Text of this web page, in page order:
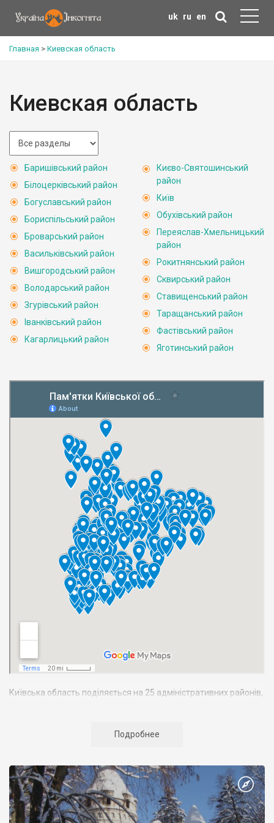
uk ru en
Главная > Киевская область
Киевская область
Баришівський район
Білоцерківський район
Богуславський район
Бориспільський район
Броварський район
Васильківський район
Вишгородський район
Володарський район
Згурівський район
Іванківський район
Кагарлицький район
Києво-Святошинський
район
Київ
Обухівський район
Переяслав-Хмельницький
район
Рокитнянський район
Сквирський район
Ставищенський район
Таращанський район
Фастівський район
Яготинський район
Київська область поділяється на 25 адміністративних районів,
Загальна чисельність населення області становить 1850 тис.
межі кілька разів змінювалися. Нині вона межує на заході з
Житомирською і Вінницькою, на сході — з Полтавською і
Чернігівською, на півдні — з Черкаською областями України, а
на півночі — з Гомельською областю Білорусії.
Подробнее